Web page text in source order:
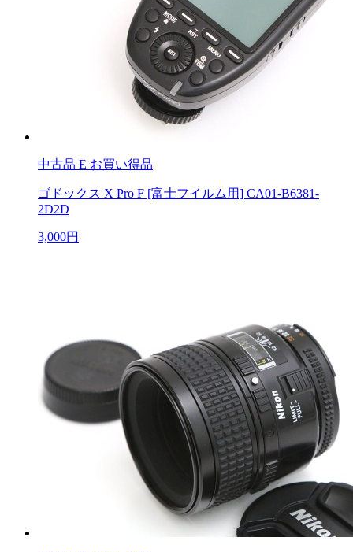
中古品 E お買い得品
ゴドックス X Pro F [富士フイルム用] CA01-B6381-
2D2D
3,000円